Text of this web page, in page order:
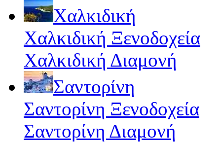
Χαλκιδική
Χαλκιδική Ξενοδοχεία
Χαλκιδική Διαμονή
Σαντορίνη
Σαντορίνη Ξενοδοχεία
Σαντορίνη Διαμονή